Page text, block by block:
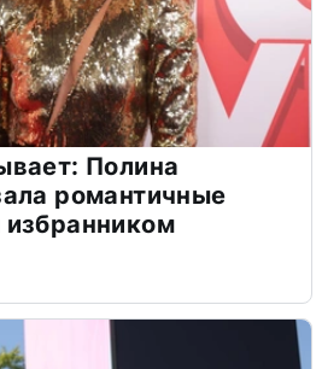
Полина
романтичные